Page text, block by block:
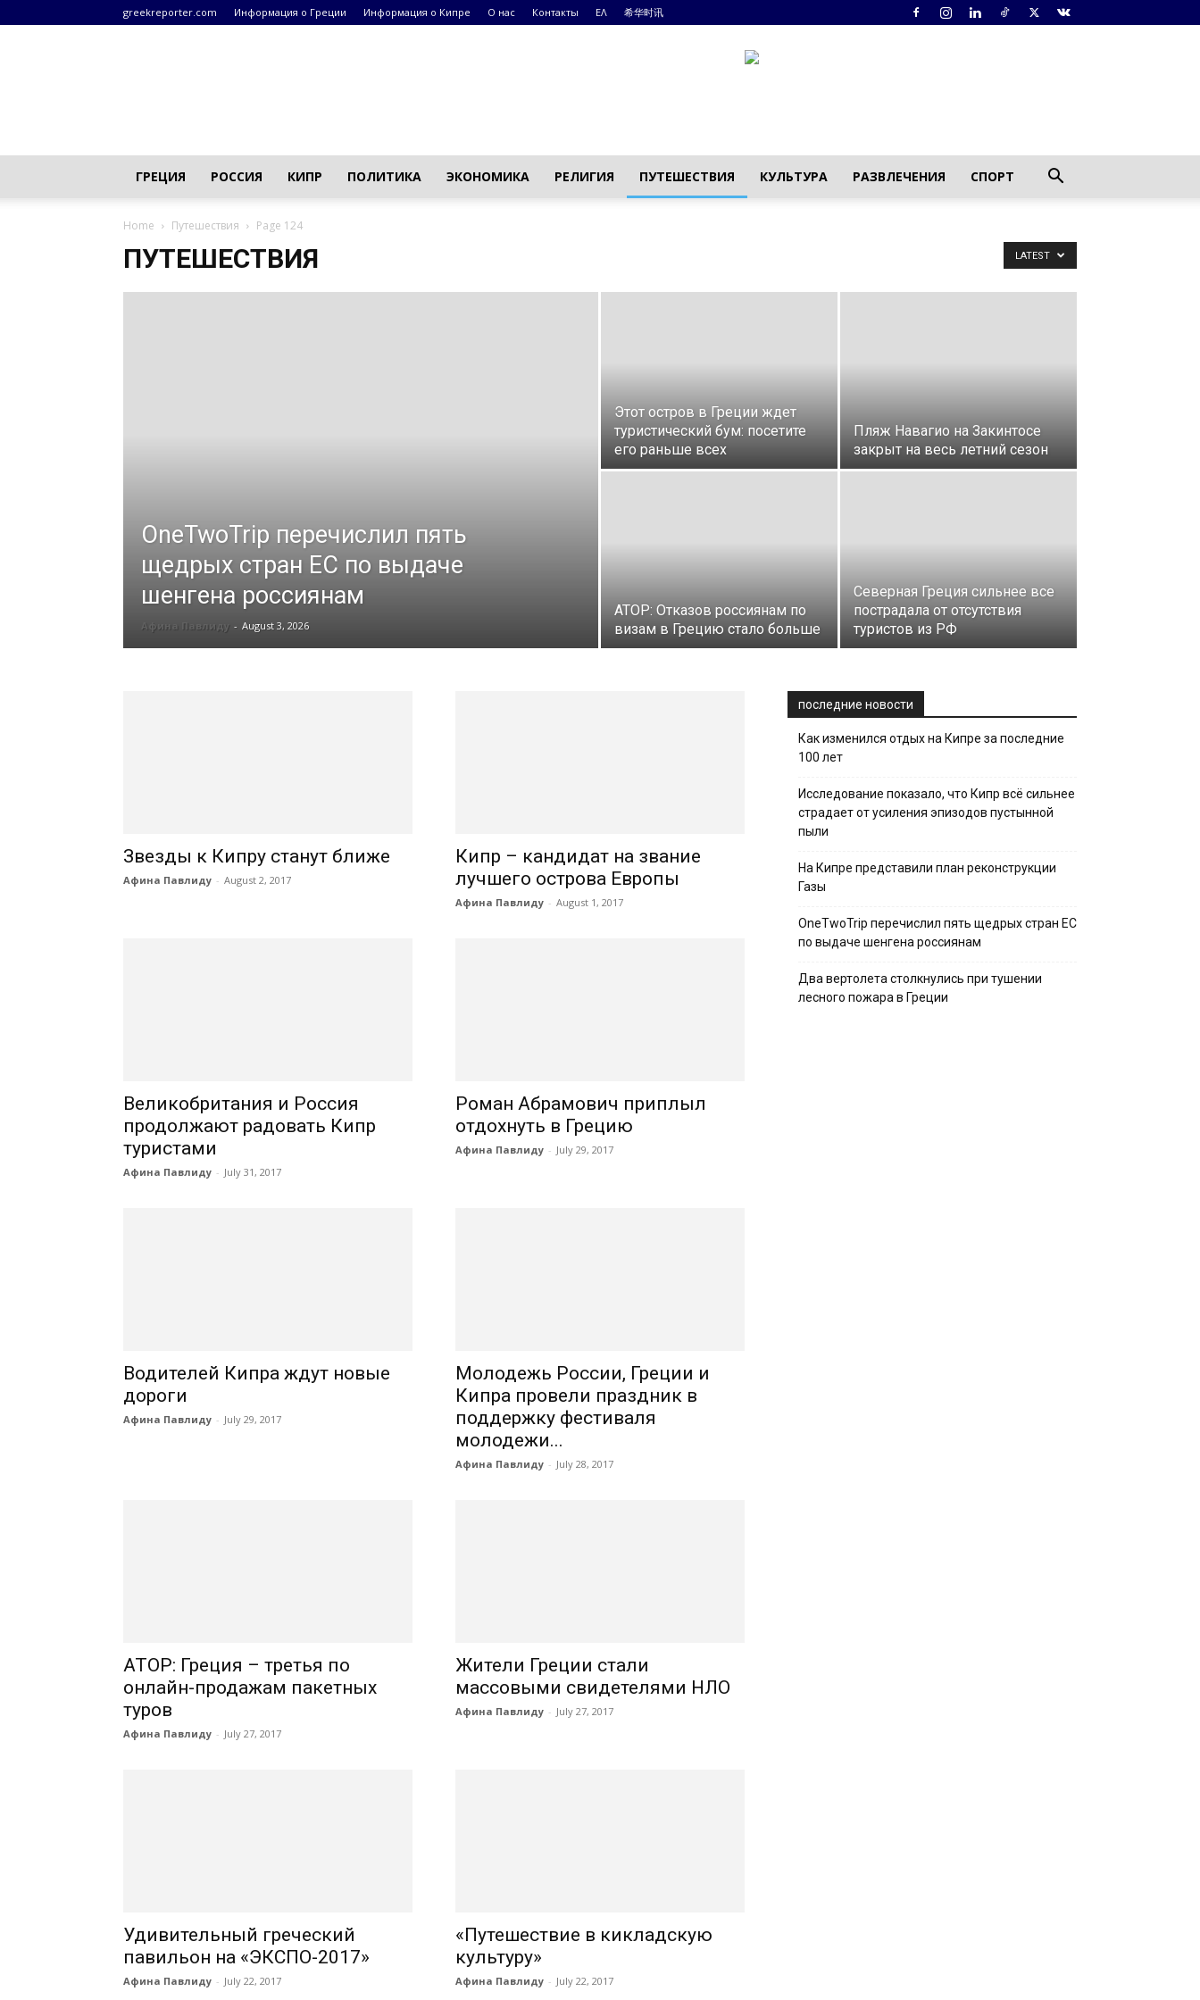
greekreporter.com Информация о Греции Информация о Кипре О нас Контакты ΕΛ 希华时讯
ГРЕЦИЯ РОССИЯ КИПР ПОЛИТИКА ЭКОНОМИКА РЕЛИГИЯ ПУТЕШЕСТВИЯ КУЛЬТУРА РАЗВЛЕЧЕНИЯ СПОРТ
Home Путешествия Page 124
ПУТЕШЕСТВИЯ LATEST
OneTwoTrip перечислил пять
щедрых стран ЕС по выдаче
шенгена россиянам
Афина Павлиду - August 3, 2026
Этот остров в Греции ждет
туристический бум: посетите
его раньше всех
Пляж Навагио на Закинтосе
закрыт на весь летний сезон
АТОР: Отказов россиянам по
визам в Грецию стало больше
Северная Греция сильнее все
пострадала от отсутствия
туристов из РФ
Звезды к Кипру станут ближе
Афина Павлиду - August 2, 2017
Кипр – кандидат на звание
лучшего острова Европы
Афина Павлиду - August 1, 2017
Великобритания и Россия
продолжают радовать Кипр
туристами
Афина Павлиду - July 31, 2017
Роман Абрамович приплыл
отдохнуть в Грецию
Афина Павлиду - July 29, 2017
Водителей Кипра ждут новые
дороги
Афина Павлиду - July 29, 2017
Молодежь России, Греции и
Кипра провели праздник в
поддержку фестиваля
молодежи...
Афина Павлиду - July 28, 2017
АТОР: Греция – третья по
онлайн-продажам пакетных
туров
Афина Павлиду - July 27, 2017
Жители Греции стали
массовыми свидетелями НЛО
Афина Павлиду - July 27, 2017
Удивительный греческий
павильон на «ЭКСПО-2017»
Афина Павлиду - July 22, 2017
«Путешествие в кикладскую
культуру»
Афина Павлиду - July 22, 2017
последние новости
Как изменился отдых на Кипре за последние
100 лет
Исследование показало, что Кипр всё сильнее
страдает от усиления эпизодов пустынной
пыли
На Кипре представили план реконструкции
Газы
OneTwoTrip перечислил пять щедрых стран ЕС
по выдаче шенгена россиянам
Два вертолета столкнулись при тушении
лесного пожара в Греции